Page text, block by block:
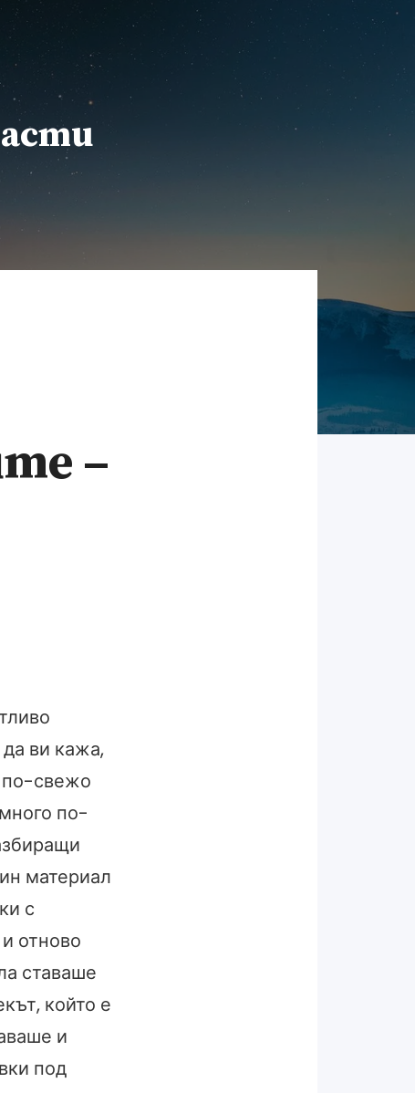
–
ви кажа,
по-свежо
по-
материал
с
отново
ставаше
който е
и
под